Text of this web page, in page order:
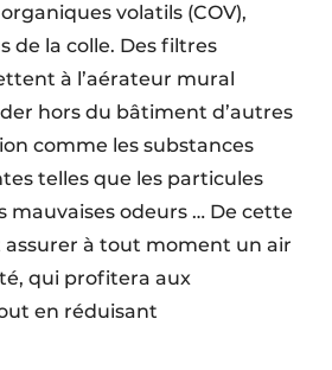
volatils (COV),
de la colle. Des filtres
à l’aérateur mural
hors du bâtiment d’autres
comme les substances
telles que les particules
mauvaises odeurs … De cette
à tout moment un air
qui profitera aux
en réduisant